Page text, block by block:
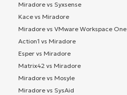
Miradore vs Syxsense
Kace vs Miradore
Miradore vs VMware Workspace One
Action1 vs Miradore
Esper vs Miradore
Matrix42 vs Miradore
Miradore vs Mosyle
Miradore vs SysAid